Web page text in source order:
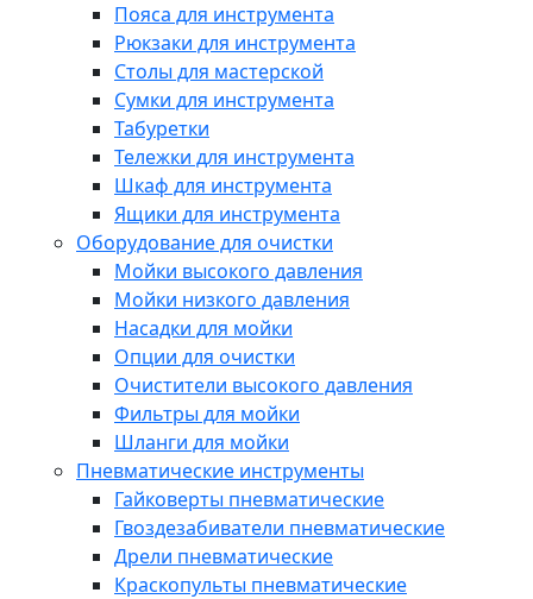
Пояса для инструмента
Рюкзаки для инструмента
Столы для мастерской
Сумки для инструмента
Табуретки
Тележки для инструмента
Шкаф для инструмента
Ящики для инструмента
Оборудование для очистки
Мойки высокого давления
Мойки низкого давления
Насадки для мойки
Опции для очистки
Очистители высокого давления
Фильтры для мойки
Шланги для мойки
Пневматические инструменты
Гайковерты пневматические
Гвоздезабиватели пневматические
Дрели пневматические
Краскопульты пневматические